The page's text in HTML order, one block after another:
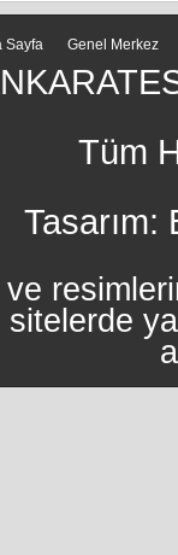
Sayfa Genel Merkez
Tüm
Tasarım:
sitelerde